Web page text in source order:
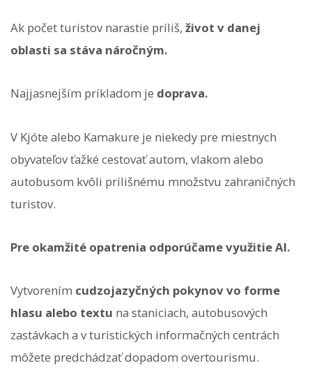
Ak počet turistov narastie príliš, život v danej
oblasti sa stáva náročným.
Najjasnejším príkladom je doprava.
V Kjóte alebo Kamakure je niekedy pre miestnych
obyvateľov ťažké cestovať autom, vlakom alebo
autobusom kvôli prílišnému množstvu zahraničných
turistov.
Pre okamžité opatrenia odporúčame využitie AI.
Vytvorením cudzojazyčných pokynov vo forme
hlasu alebo textu na staniciach, autobusových
zastávkach a v turistických informačných centrách
môžete predchádzať dopadom overtourismu.